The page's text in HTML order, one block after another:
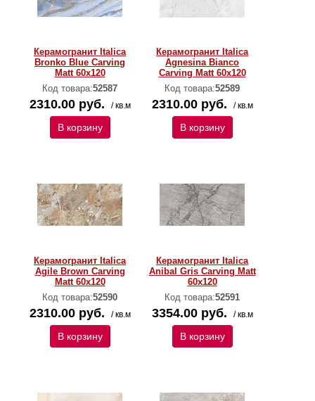
Керамогранит Italica
Bronko Blue Carving
Matt 60x120
Код товара:52587
2310.00 руб. / кв.м
В корзину
Керамогранит Italica
Agnesina Bianco
Carving Matt 60x120
Код товара:52589
2310.00 руб. / кв.м
В корзину
Керамогранит Italica
Agile Brown Carving
Matt 60x120
Код товара:52590
2310.00 руб. / кв.м
В корзину
Керамогранит Italica
Anibal Gris Carving Matt
60x120
Код товара:52591
3354.00 руб. / кв.м
В корзину